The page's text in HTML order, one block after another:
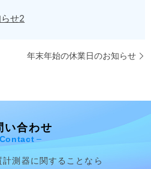
せ2
年末年始の休業日のお知らせ
い合わせ
Contact
測器に関することなら